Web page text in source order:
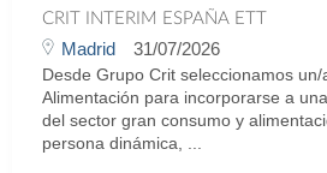
CRIT INTERIM ESPAÑA ETT
Madrid 31/07/2026
Desde Grupo Crit seleccionamos
Alimentación para incorporarse a
del sector gran consumo y
persona dinámica, ...